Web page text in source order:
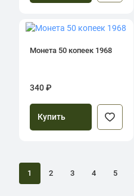
Монета 50 копеек 1968
340 ₽
Купить
1 2 3 4 5